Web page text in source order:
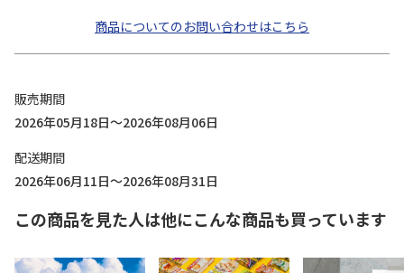
商品についてのお問い合わせはこちら
販売期間
2026年05月18日～2026年08月06日
配送期間
2026年06月11日～2026年08月31日
この商品を見た人は他にこんな商品も買っています